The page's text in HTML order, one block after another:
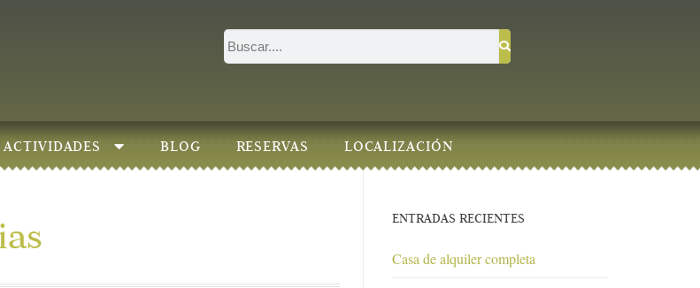
ACTIVIDADES BLOG RESERVAS LOCALIZACIÓN
ENTRADAS RECIENTES
Casa de alquiler completa